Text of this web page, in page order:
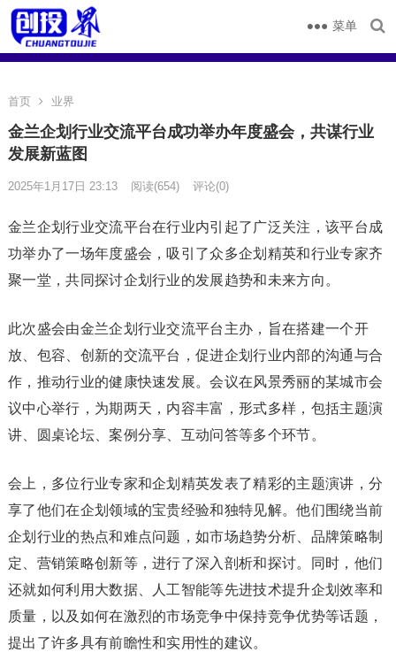
菜单
首页 业界
金兰企划行业交流平台成功举办年度盛会，共谋行业
发展新蓝图
2025年1月17日 23:13 阅读(654) 评论(0)
金兰企划行业交流平台在行业内引起了广泛关注，该平台成
功举办了一场年度盛会，吸引了众多企划精英和行业专家齐
聚一堂，共同探讨企划行业的发展趋势和未来方向。
此次盛会由金兰企划行业交流平台主办，旨在搭建一个开
放、包容、创新的交流平台，促进企划行业内部的沟通与合
作，推动行业的健康快速发展。会议在风景秀丽的某城市会
议中心举行，为期两天，内容丰富，形式多样，包括主题演
讲、圆桌论坛、案例分享、互动问答等多个环节。
会上，多位行业专家和企划精英发表了精彩的主题演讲，分
享了他们在企划领域的宝贵经验和独特见解。他们围绕当前
企划行业的热点和难点问题，如市场趋势分析、品牌策略制
定、营销策略创新等，进行了深入剖析和探讨。同时，他们
还就如何利用大数据、人工智能等先进技术提升企划效率和
质量，以及如何在激烈的市场竞争中保持竞争优势等话题，
提出了许多具有前瞻性和实用性的建议。